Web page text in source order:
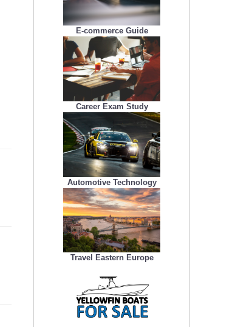
E-commerce Guide
Career Exam Study
Automotive Technology
Travel Eastern Europe